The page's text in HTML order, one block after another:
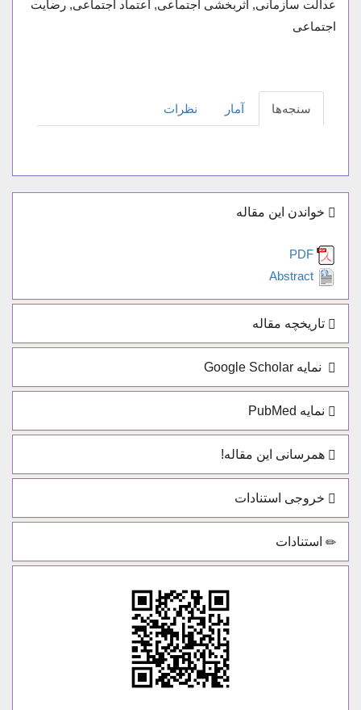
عدالت سازمانی, اثربخشی اجتماعی, اعتماد اجتماعی, رضایت
اجتماعی
سنجه‌ها آمار نظرات
خواندن این مقاله
تاریخچه مقاله
نمایه Google Scholar
نمایه PubMed
همرسانی این مقاله!
خروجی استنادات
استنادات